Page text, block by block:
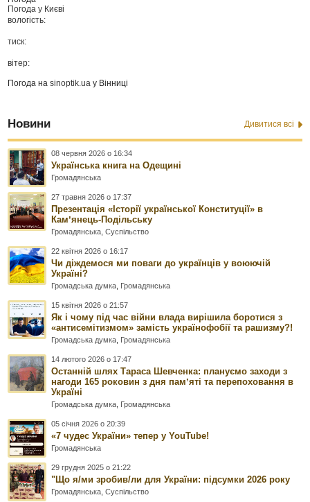
Погода у Києві
вологість:
тиск:
вітер:
Погода наsinoptik.ua у Вінниці
Новини Дивитися всі
08 червня 2026 о 16:34
Українська книга на Одещині
Громадянська
27 травня 2026 о 17:37
Презентація «Історії української Конституції» в
Камʼянець-Подільську
Громадянська ,Суспільство
22 квітня 2026 о 16:17
Чи діждемося ми поваги до українців у воюючій
Україні?
Громадська думка Громадянська
15 квітня 2026 о 21:57
Як і чому під час війни влада вирішила боротися з
«антисемітизмом» замість українофобії та рашизму?!
Громадська думка Громадянська
14 лютого 2026 о 17:47
Останній шлях Тараса Шевченка: плануємо заходи з
нагоди 165 роковин з дня памʼяті та перепоховання в
Україні
Громадська думка Громадянська
05 січня 2026 о 20:39
«7 чудес України» тепер у YouTube!
Громадянська
29 грудня 2025 о 21:22
"Що я/ми зробив/ли для України: підсумки 2026 року
Громадянська ,Суспільство